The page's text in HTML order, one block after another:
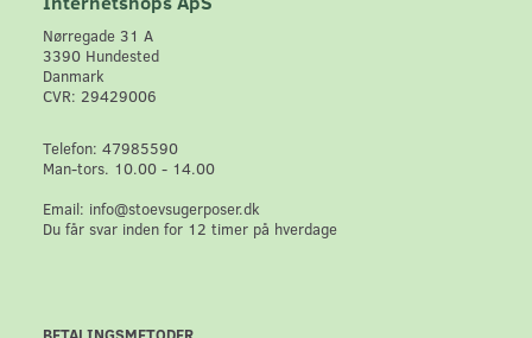
Nørregade 31 A
3390 Hundested
Danmark
CVR: 29429006
Telefon: 47985590
Man-tors. 10.00 - 14.00
Email: info@stoevsugerposer.dk
Du får svar inden for 12 timer på hverdage